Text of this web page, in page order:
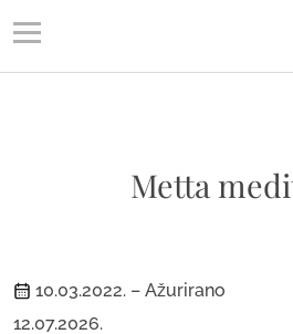
Metta
10.03.2022. – Ažurirano
12.07.2026.